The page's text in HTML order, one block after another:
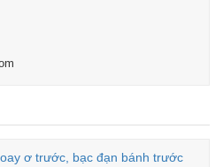
ơ trước, bạc đạn bánh trước